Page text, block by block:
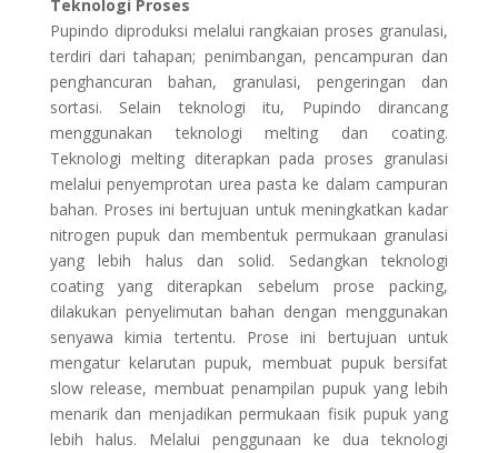
Teknologi Proses
Pupindo diproduksi melalui rangkaian proses granulasi,
terdiri dari tahapan; penimbangan, pencampuran dan
penghancuran bahan, granulasi, pengeringan dan
sortasi. Selain teknologi itu, Pupindo dirancang
menggunakan teknologi melting dan coating.
Teknologi melting diterapkan pada proses granulasi
melalui penyemprotan urea pasta ke dalam campuran
bahan. Proses ini bertujuan untuk meningkatkan kadar
nitrogen pupuk dan membentuk permukaan granulasi
yang lebih halus dan solid. Sedangkan teknologi
coating yang diterapkan sebelum prose packing,
dilakukan penyelimutan bahan dengan menggunakan
senyawa kimia tertentu. Prose ini bertujuan untuk
mengatur kelarutan pupuk, membuat pupuk bersifat
slow release, membuat penampilan pupuk yang lebih
menarik dan menjadikan permukaan fisik pupuk yang
lebih halus. Melalui penggunaan ke dua teknologi